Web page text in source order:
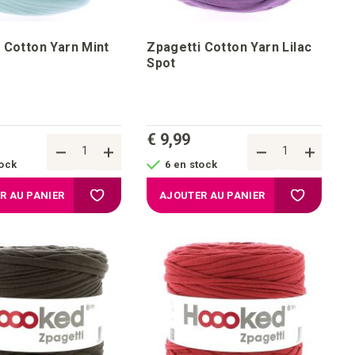
Yarn Mint
AU PANIER Ajouter à la liste d'achats
Zpagetti Cotton Yarn Lilac
Spot
€ 9,99
6 en stock
AJOUTER AU PANIER Ajouter à